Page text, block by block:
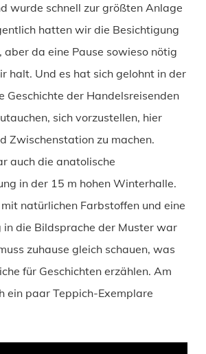
wurde schnell zur größten Anlage
hatten wir die Besichtigung
aber da eine Pause sowieso nötig
halt. Und es hat sich gelohnt in der
Geschichte der Handelsreisenden
sich vorzustellen, hier
Zwischenstation zu machen.
auch die anatolische
in der 15 m hohen Winterhalle.
natürlichen Farbstoffen und eine
in die Bildsprache der Muster war
zuhause gleich schauen, was
für Geschichten erzählen. Am
ein paar Teppich-Exemplare